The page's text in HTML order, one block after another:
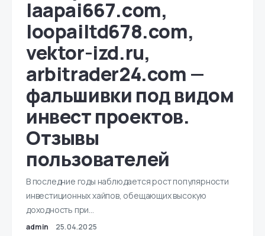
laapai667.com,
loopailtd678.com,
vektor-izd.ru,
arbitrader24.com —
фальшивки под видом
инвест проектов.
Отзывы
пользователей
В последние годы наблюдается рост популярности
инвестиционных хайпов, обещающих высокую
доходность при…
admin 25.04.2025